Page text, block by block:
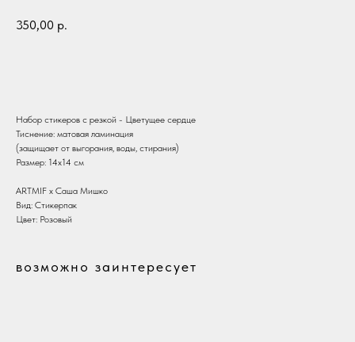
350,00 р.
Набор стикеров с резкой - Цветущее сердце
Тиснение: матовая ламинация
(защищает от выгорания, воды, стирания)
Размер: 14х14 см
ARTMIF х Саша Мишко
Вид: Стикерпак
Цвет: Розовый
возможно заинтересует